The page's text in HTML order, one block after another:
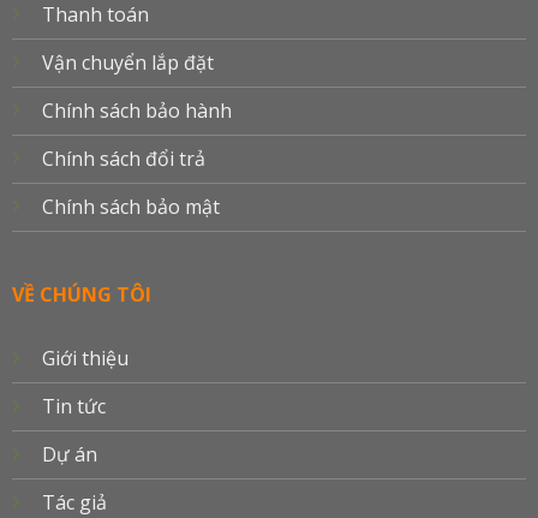
Thanh toán
Vận chuyển lắp đặt
Chính sách bảo hành
Chính sách đổi trả
Chính sách bảo mật
VỀ CHÚNG TÔI
Giới thiệu
Tin tức
Dự án
Tác giả